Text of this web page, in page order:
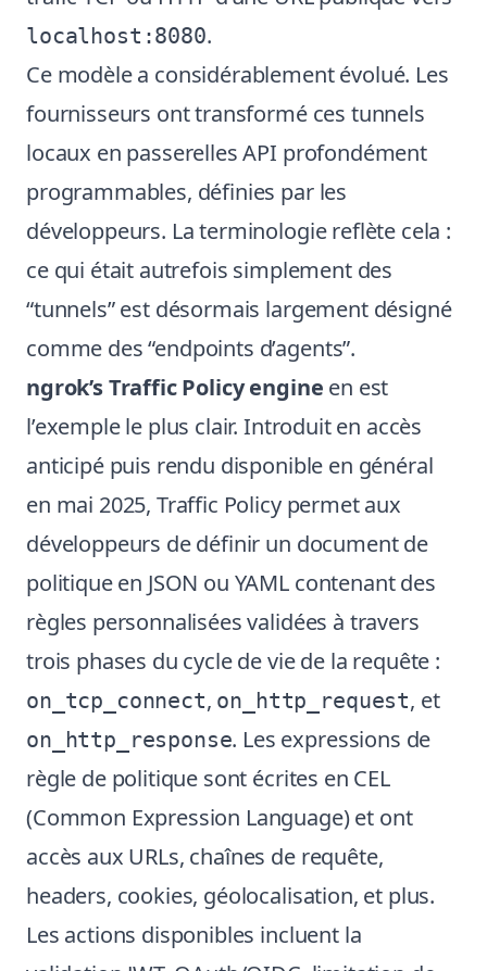
localhost:8080.
Ce modèle a considérablement évolué. Les
fournisseurs ont transformé ces tunnels
locaux en passerelles API profondément
programmables, définies par les
développeurs. La terminologie reflète cela :
ce qui était autrefois simplement des
“tunnels” est désormais largement désigné
comme des “endpoints d’agents”.
ngrok’s Traffic Policy engine en est
l’exemple le plus clair. Introduit en accès
anticipé puis rendu disponible en général
en mai 2025, Traffic Policy permet aux
développeurs de définir un document de
politique en JSON ou YAML contenant des
règles personnalisées validées à travers
trois phases du cycle de vie de la requête :
on_tcp_connect, on_http_request, et
on_http_response. Les expressions de
règle de politique sont écrites en CEL
(Common Expression Language) et ont
accès aux URLs, chaînes de requête,
headers, cookies, géolocalisation, et plus.
Les actions disponibles incluent la